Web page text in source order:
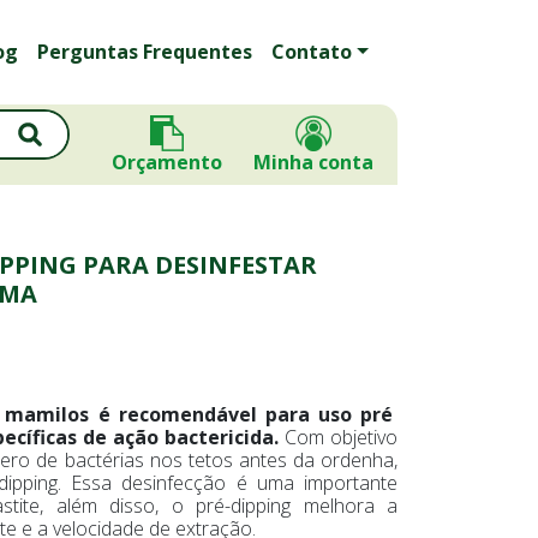
Perguntas Frequentes Contato
Orçamento Minha conta
PARA DESINFESTAR
é recomendável para uso pré
de ação bactericida. Com objetivo
de bactérias nos tetos antes da ordenha,
Essa desinfecção é uma importante
além disso, o pré-dipping melhora a
e a velocidade de extração.